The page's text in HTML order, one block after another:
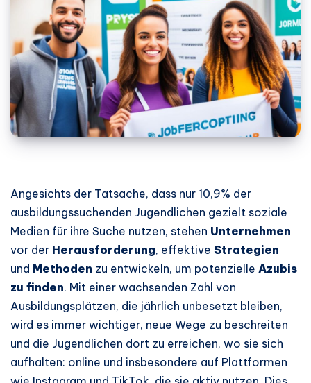
Angesichts der Tatsache, dass nur 10,9% der
ausbildungssuchenden Jugendlichen gezielt soziale
Medien für ihre Suche nutzen, stehen Unternehmen
vor der Herausforderung, effektive Strategien
und Methoden zu entwickeln, um potenzielle Azubis
zu finden. Mit einer wachsenden Zahl von
Ausbildungsplätzen, die jährlich unbesetzt bleiben,
wird es immer wichtiger, neue Wege zu beschreiten
und die Jugendlichen dort zu erreichen, wo sie sich
aufhalten: online und insbesondere auf Plattformen